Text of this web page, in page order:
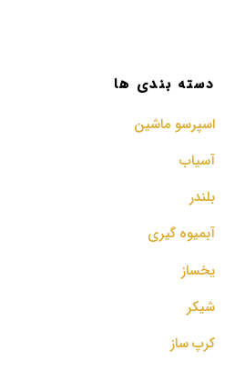
دسته بندی ها
اسپرسو‌ ماشین
آسیاب
بلندر
آبمیوه گیری
یخساز
شیکر
کرپ ساز